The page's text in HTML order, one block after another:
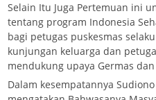
Selain Itu Juga Pertemuan ini
tentang program Indonesia
bagi petugas puskesmas
kunjungan keluarga dan
mendukung upaya Germas
Dalam kesempatannya